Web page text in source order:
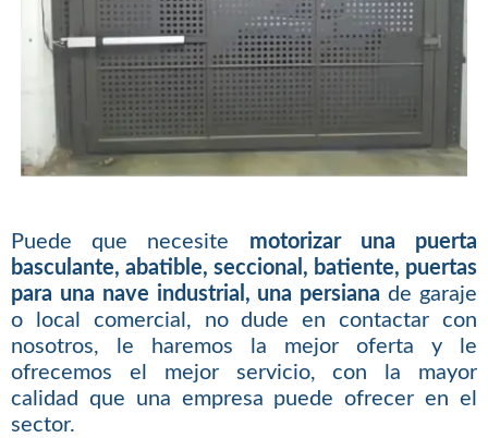
Puede que necesite motorizar una puerta
basculante, abatible, seccional, batiente, puertas
para una nave industrial, una persiana de garaje
o local comercial, no dude en contactar con
nosotros, le haremos la mejor oferta y le
ofrecemos el mejor servicio, con la mayor
calidad que una empresa puede ofrecer en el
sector.